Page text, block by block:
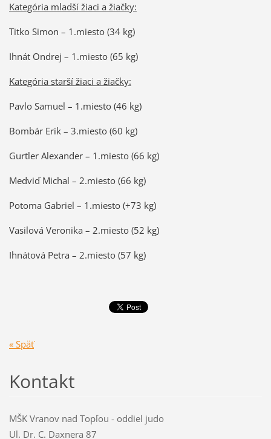
Kategória mladší žiaci a žiačky:
Titko Simon – 1.miesto (34 kg)
Ihnát Ondrej – 1.miesto (65 kg)
Kategória starší žiaci a žiačky:
Pavlo Samuel – 1.miesto (46 kg)
Bombár Erik – 3.miesto (60 kg)
Gurtler Alexander – 1.miesto (66 kg)
Medviď Michal – 2.miesto (66 kg)
Potoma Gabriel – 1.miesto (+73 kg)
Vasilová Veronika – 2.miesto (52 kg)
Ihnátová Petra – 2.miesto (57 kg)
« Späť
Kontakt
MŠK Vranov nad Topľou - oddiel judo
Ul. Dr. C. Daxnera 87